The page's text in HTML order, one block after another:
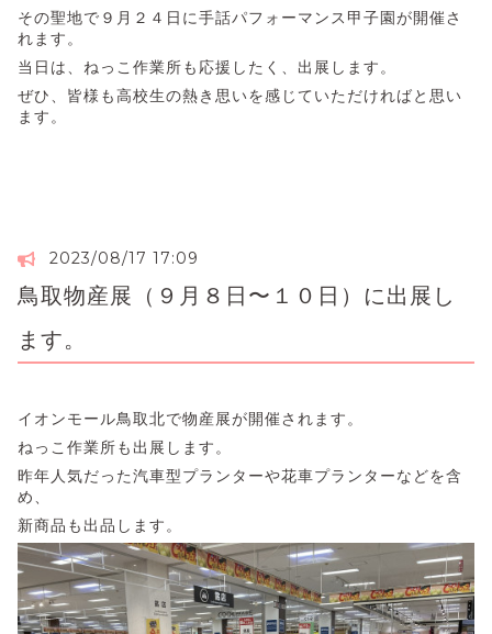
その聖地で９月２４日に手話パフォーマンス甲子園が開催さ
れます。
当日は、ねっこ作業所も応援したく、出展します。
ぜひ、皆様も高校生の熱き思いを感じていただければと思い
ます。
2023/08/17 17:09
鳥取物産展（９月８日〜１０日）に出展し
ます。
イオンモール鳥取北で物産展が開催されます。
ねっこ作業所も出展します。
昨年人気だった汽車型プランターや花車プランターなどを含
め、
新商品も出品します。